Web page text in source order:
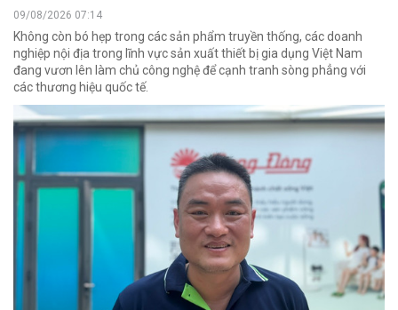
09/08/2026 07:14
Không còn bó hẹp trong các sản phẩm truyền thống, các doanh
nghiệp nội địa trong lĩnh vực sản xuất thiết bị gia dụng Việt Nam
đang vươn lên làm chủ công nghệ để cạnh tranh sòng phẳng với
các thương hiệu quốc tế.